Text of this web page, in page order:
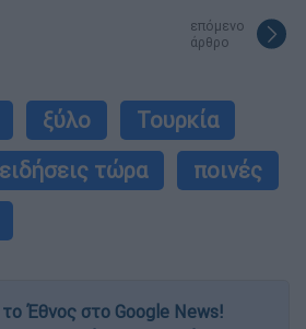
επόμενο
άρθρο
ξύλο
Τουρκία
ειδήσεις τώρα
ποινές
Έθνος στο Google News!